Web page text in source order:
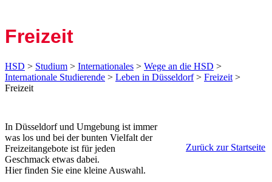
Freizeit
HSD > Studium > Internationales > Wege an die HSD >
Internationale Studierende > Leben in Düsseldorf> Freizeit >
Freizeit
​In Düsseldorf und Umgebung ist immer
was los und bei der bunten Vielfalt der
Freizeitangebote ist für jeden
Geschmack etwas dabei.
Hier finden Sie eine kleine Auswahl.
Zurück zur Startseite